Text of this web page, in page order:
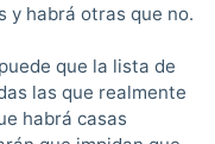
y habrá otras que no.
que la lista de
las que realmente
habrá casas